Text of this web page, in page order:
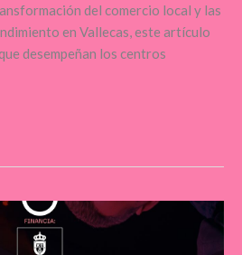
del comercio local y las
en Vallecas, este artículo
desempeñan los centros